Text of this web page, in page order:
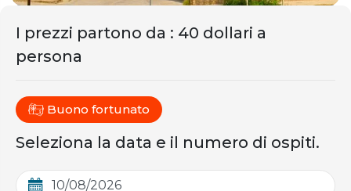
I prezzi partono da : 40 dollari a
persona
Buono fortunato
Seleziona la data e il numero di ospiti.